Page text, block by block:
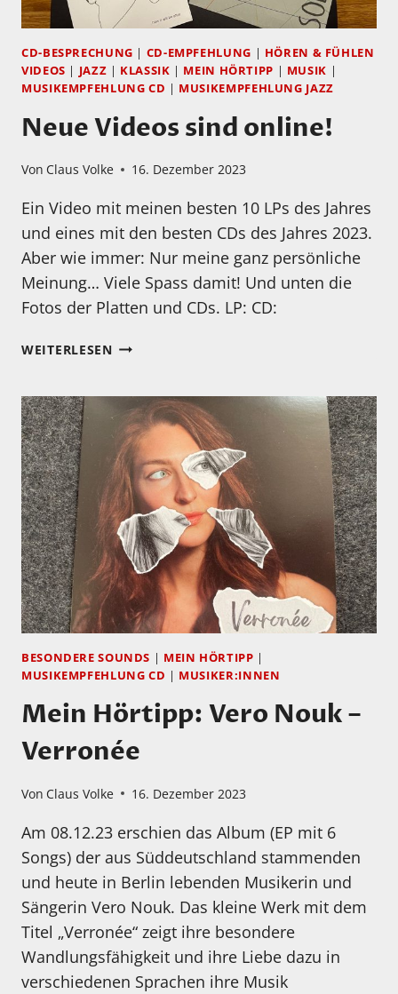
VOLUME
II
CD-BESPRECHUNG | CD-EMPFEHLUNG | HÖREN & FÜHLEN
VIDEOS | JAZZ | KLASSIK | MEIN HÖRTIPP | MUSIK |
MUSIKEMPFEHLUNG CD | MUSIKEMPFEHLUNG JAZZ
Neue Videos sind online!
Von Claus Volke 16. Dezember 2023
Ein Video mit meinen besten 10 LPs des Jahres
und eines mit den besten CDs des Jahres 2023.
Aber wie immer: Nur meine ganz persönliche
Meinung… Viele Spass damit! Und unten die
Fotos der Platten und CDs. LP: CD:
WEITERLESENNEUE
ONLINE!
BESONDERE SOUNDS | MEIN HÖRTIPP |
MUSIKEMPFEHLUNG CD | MUSIKER:INNEN
Mein Hörtipp: Vero Nouk –
Verronée
Von Claus Volke 16. Dezember 2023
Am 08.12.23 erschien das Album (EP mit 6
Songs) der aus Süddeutschland stammenden
und heute in Berlin lebenden Musikerin und
Sängerin Vero Nouk. Das kleine Werk mit dem
Titel „Verronée“ zeigt ihre besondere
Wandlungsfähigkeit und ihre Liebe dazu in
verschiedenen Sprachen ihre Musik